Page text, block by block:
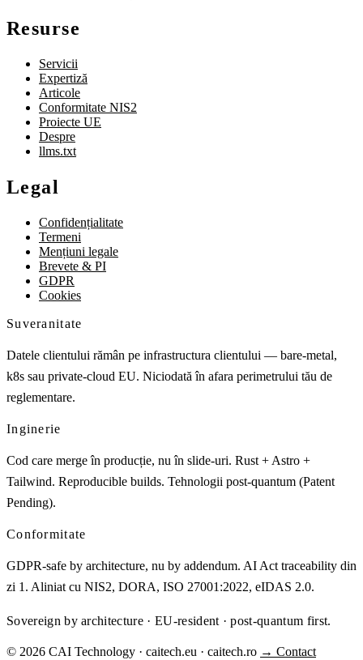
Resurse
Servicii
Expertiză
Articole
Conformitate NIS2
Proiecte UE
Despre
llms.txt
Legal
Confidențialitate
Termeni
Mențiuni legale
Brevete & PI
GDPR
Cookies
Suveranitate
Datele clientului rămân pe infrastructura clientului — bare-metal,
k8s sau private-cloud EU. Niciodată în afara perimetrului tău de
reglementare.
Inginerie
Cod care merge în producție, nu în slide-uri. Rust + Astro +
Tailwind. Reproducible builds. Tehnologii post-quantum (Patent
Pending).
Conformitate
GDPR-safe by architecture, nu by addendum. AI Act traceability din
zi 1. Aliniat cu NIS2, DORA, ISO 27001:2022, eIDAS 2.0.
Sovereign by architecture · EU-resident · post-quantum first.
© 2026 CAI Technology · caitech.eu · caitech.ro → Contact